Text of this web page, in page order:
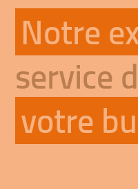
Notre
service
votre